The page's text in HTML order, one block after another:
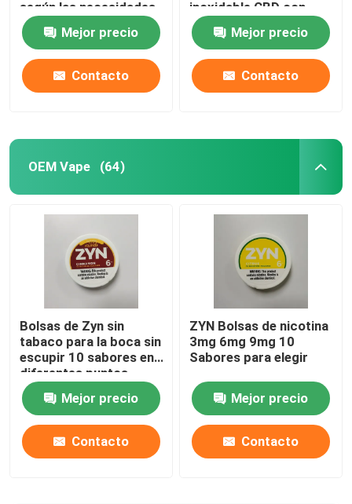
según las necesidades
del cliente
Mejor precio
Contacto
inoxidable CBD con
batería de 550mAh y
carga de tipo C
Mejor precio
Contacto
OEM Vape (64)
Bolsas de Zyn sin
tabaco para la boca sin
escupir 10 sabores en
diferentes puntos
fuertes
Mejor precio
Contacto
ZYN Bolsas de nicotina
3mg 6mg 9mg 10
Sabores para elegir
Mejor precio
Contacto